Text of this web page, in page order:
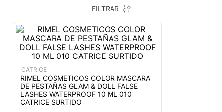
FILTRAR
CATRICE
RIMEL COSMETICOS COLOR MASCARA
DE PESTAÑAS GLAM & DOLL FALSE
LASHES WATERPROOF 10 ML 010
CATRICE SURTIDO